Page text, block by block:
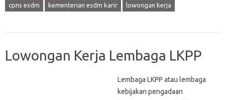
cpns esdm kementerian esdm karir lowongan kerja
Lowongan Kerja Lembaga LKPP
Lembaga LKPP atau lembaga
kebijakan pengadaan